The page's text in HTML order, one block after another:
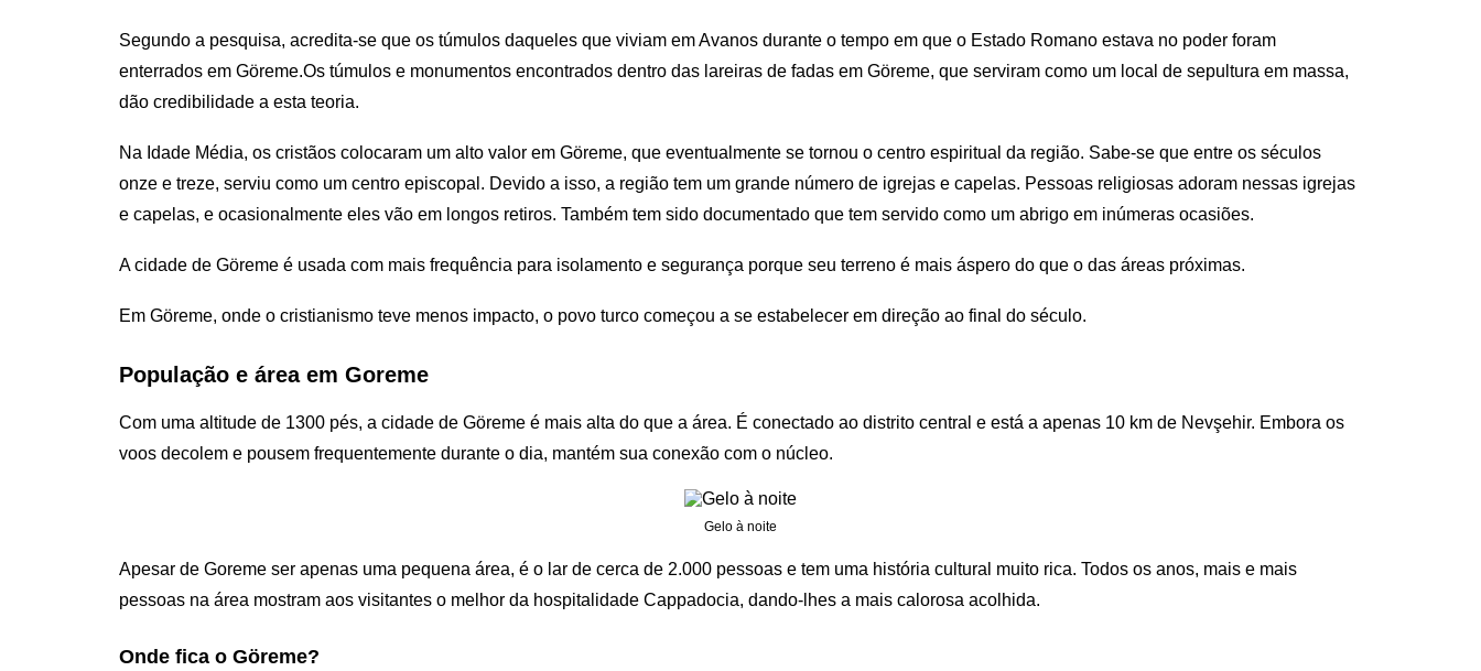
Segundo a pesquisa, acredita-se que os túmulos daqueles que viviam em Avanos durante o tempo em que o Estado Romano estava no poder foram
enterrados em Göreme.Os túmulos e monumentos encontrados dentro das lareiras de fadas em Göreme, que serviram como um local de sepultura em massa,
dão credibilidade a esta teoria.
Na Idade Média, os cristãos colocaram um alto valor em Göreme, que eventualmente se tornou o centro espiritual da região. Sabe-se que entre os séculos
onze e treze, serviu como um centro episcopal. Devido a isso, a região tem um grande número de igrejas e capelas. Pessoas religiosas adoram nessas igrejas
e capelas, e ocasionalmente eles vão em longos retiros. Também tem sido documentado que tem servido como um abrigo em inúmeras ocasiões.
A cidade de Göreme é usada com mais frequência para isolamento e segurança porque seu terreno é mais áspero do que o das áreas próximas.
Em Göreme, onde o cristianismo teve menos impacto, o povo turco começou a se estabelecer em direção ao final do século.
População e área em Goreme
Com uma altitude de 1300 pés, a cidade de Göreme é mais alta do que a área. É conectado ao distrito central e está a apenas 10 km de Nevşehir. Embora os
voos decolem e pousem frequentemente durante o dia, mantém sua conexão com o núcleo.
Gelo à noite
Apesar de Goreme ser apenas uma pequena área, é o lar de cerca de 2.000 pessoas e tem uma história cultural muito rica. Todos os anos, mais e mais
pessoas na área mostram aos visitantes o melhor da hospitalidade Cappadocia, dando-lhes a mais calorosa acolhida.
Onde fica o Göreme?